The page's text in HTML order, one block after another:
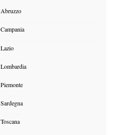
Abruzzo
Campania
Lazio
Lombardia
Piemonte
Sardegna
Toscana